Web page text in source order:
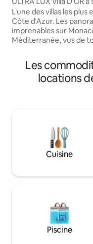
Carlo, Monaco
L'une des villas les plus
Côte d'Azur. Les panoramas
imprenables sur
Méditerranée, vus de
extérieur avec
piscine feront de votre
moment inoubliable ! Les équipements
Un parking à l'intérieur
est disponible pour 4
trouve à 1 km/5 min en
Monaco, de la plage,
Les
locations
Cuisine
Piscine